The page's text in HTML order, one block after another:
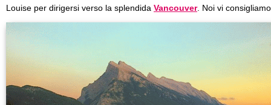
Louise per dirigersi verso la splendida Vancouver. Noi vi